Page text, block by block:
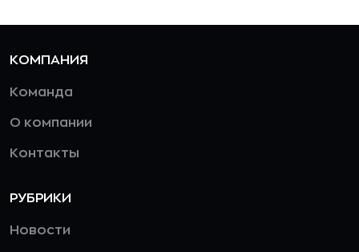
КОМПАНИЯ
Команда
О компании
Контакты
РУБРИКИ
Новости